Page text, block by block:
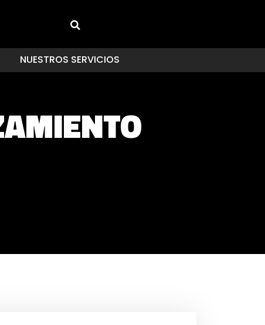
NUESTROS SERVICIOS